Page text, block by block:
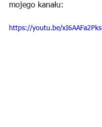
mojego kanału:
https://youtu.be/xI6AAFa2Pks